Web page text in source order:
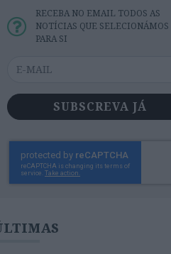
RECEBA NO EMAIL TODOS AS
NOTÍCIAS QUE SELECIONÁMOS
PARA SI
SUBSCREVA JÁ